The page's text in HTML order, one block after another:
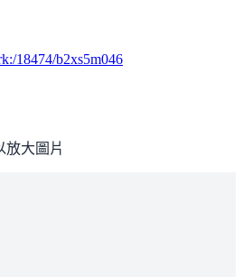
18474/b2xs5m046
放大圖片